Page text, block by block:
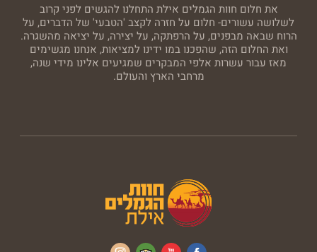
את חלום חוות הגמלים אילת התחלנו להגשים לפני קרוב
לשלושה עשורים- חלום על חזרה לקצב 'הטבעי' של הדברים, על
הרוח שבאה מבפנים, על הרפתקה, על יצירה, על יציאה מהשגרה.
ואת החלום הזה, שהפכנו במו ידינו למציאות, אנחנו מגשימים
מאז עבור עשרות אלפי המבקרים שמגיעים אלינו מידי שנה,
מרחבי הארץ והעולם.